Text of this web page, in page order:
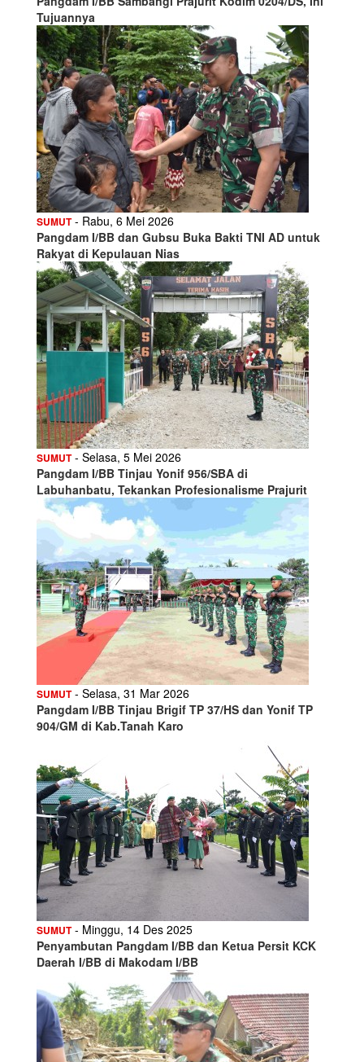
Tujuannya
SUMUT- Rabu, 6 Mei 2026
Pangdam I/BB dan Gubsu Buka Bakti TNI AD untuk
Rakyat di Kepulauan Nias
SUMUT- Selasa, 5 Mei 2026
Pangdam I/BB Tinjau Yonif 956/SBA di
Labuhanbatu, Tekankan Profesionalisme Prajurit
SUMUT- Selasa, 31 Mar 2026
Pangdam I/BB Tinjau Brigif TP 37/HS dan Yonif TP
904/GM di Kab.Tanah Karo
SUMUT- Minggu, 14 Des 2025
Penyambutan Pangdam I/BB dan Ketua Persit KCK
Daerah I/BB di Makodam I/BB